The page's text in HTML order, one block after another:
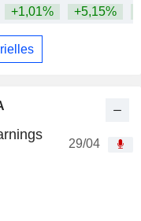
29/04
+1,01% +5,15%